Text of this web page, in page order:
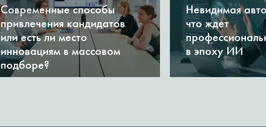
Современные способы
привлечения кандидатов
или есть ли место
инновациям в массовом
подборе?
Невидимая
что ждет
в эпоху ИИ